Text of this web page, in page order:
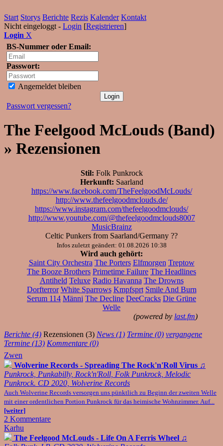
Start Storys Berichte Rezis Kalender Kontakt
Nicht eingeloggt - Login [Registrieren]
Login X
BS-Nummer oder Email:
Passwort:
Angemeldet bleiben
Passwort vergessen?
The Feelgood McLouds (Band)
» Rezensionen
Stil: Folk Punkrock
Herkunft: Saarland
https://www.facebook.com/TheFeelgoodMcLouds/
http://www.thefeelgoodmclouds.de/
https://www.instagram.com/thefeelgoodmclouds/
http://www.youtube.com/@thefeelgoodmclouds8007
MusicBrainz
Celtic Punkers from Saarland/Germany ??
Infos zuletzt geändert: 01.08.2026 10:38
Wird auch gehört:
Saint City Orchestra The Porters Elfmorgen Treptow
The Booze Brothers Primetime Failure The Headlines
Antiheld Teluxe Radio Havanna The Drowns
Dorfterror White Sparrows Kmpfsprt Smile And Burn
Serum 114 Männi The Decline DeeCracks Die Grüne
Welle
(powered by last.fm)
Berichte (4) Rezensionen (3) News (1) Termine (0) vergangene
Termine (13) Kommentare (0)
Zwen
Wolverine Records - Spreading The Rock'n'Roll Virus ♫
Punkrock, Punkabilly, Rock'n'Roll, Folk Punkrock, Melodic
Punkrock. CD 2020, Wolverine Records
Auch Wolverine Records versorgen uns pünktlich zu Beginn der zweiten Welle
mit einer ordentlichen Portion Punkrock für das heimische Wohnzimmer. Auf...
[weiter]
2 Kommentare
Karhu
The Feelgood McLouds - Life On A Ferris Wheel ♫